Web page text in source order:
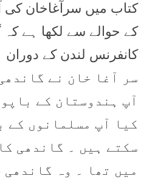
کتاب میں سرآغاخان کی
کے حوالے سے لکھا ہے کہ
کانفرنس لندن کے دوران
سر آغا خان نے
آپ ہندوستان کے باپو
کیا آپ مسلمانوں کے
سکتے ہیں ۔ گاندھی
میں تھا ۔ وہ